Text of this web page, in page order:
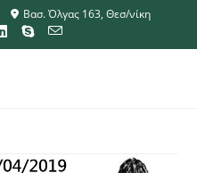
Βασ. Όλγας 163, Θεσ/νίκη